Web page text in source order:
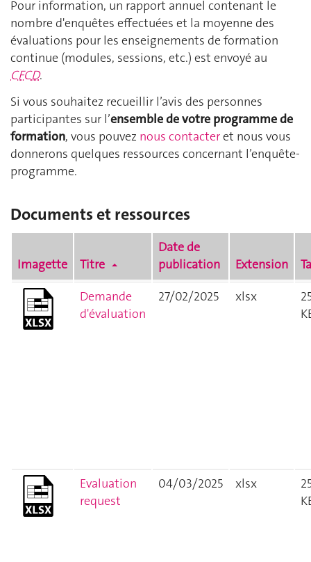
Pour information, un rapport annuel contenant le
nombre d'enquêtes effectuées et la moyenne des
évaluations pour les enseignements de formation
continue (modules, sessions, etc.) est envoyé au
CFCD.
Si vous souhaitez recueillir l’avis des personnes
participantes sur l’ensemble de votre programme de
formation, vous pouvez nous contacteret nous vous
donnerons quelques ressources concernant l’enquête-
programme.
Documents et ressources
Imagette Titre
Date de
publication
Extension
Demande
d'évaluation
27/02/2025 xlsx
Evaluation
request
04/03/2025 xlsx